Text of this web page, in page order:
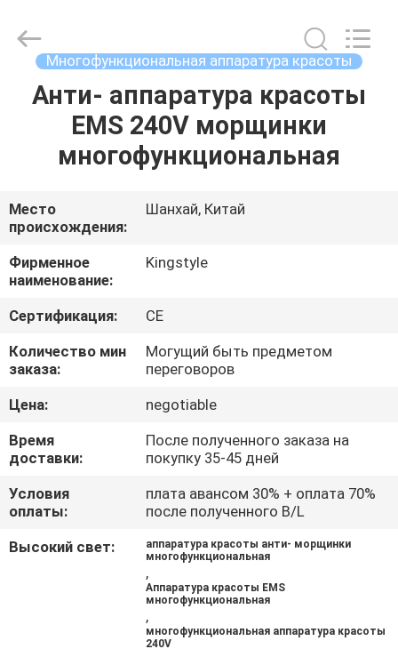
ДОМ
ПРОДУКТЫ
О
НАС
ПУТЕШЕСТВИЕ
ФАБРИКИ
ПРОВЕРКА
КАЧЕСТВА
СВЯЖИТЕСЬ
МЫ
СПРОСИТЕ
Kingstyle
Electrical
ECER
Многофункциональная аппаратура красоты
Анти- аппаратура красоты
EMS 240V морщинки
многофункциональная
Место
происхождения:
Шанхай, Китай
Фирменное
наименование:
Kingstyle
Сертификация:
CE
Количество мин
заказа:
Могущий быть предметом
переговоров
Цена:
negotiable
Время
доставки:
После полученного заказа на
покупку 35-45 дней
Условия
оплаты:
плата авансом 30% + оплата 70%
после полученного B/L
Высокий свет:
аппаратура красоты анти- морщинки
многофункциональная
,
Аппаратура красоты EMS
многофункциональная
,
многофункциональная аппаратура красоты
240V